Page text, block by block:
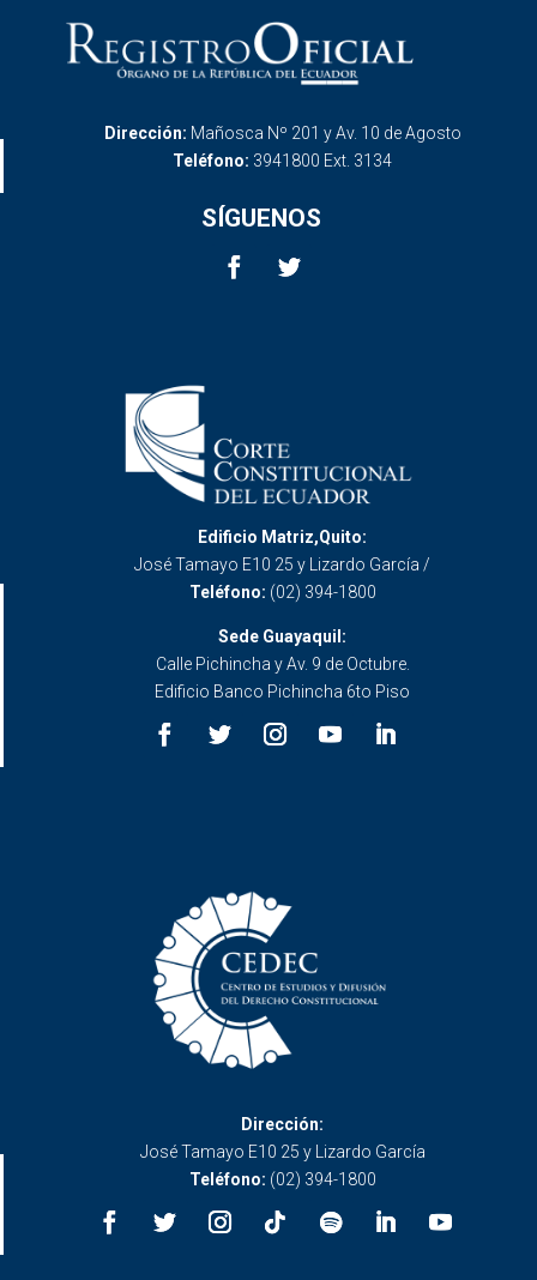
Dirección: Mañosca Nº 201 y Av. 10 de Agosto
Teléfono: 3941800 Ext. 3134
SÍGUENOS
Edificio Matriz,Quito:
José Tamayo E10 25 y Lizardo García /
Teléfono: (02) 394-1800
Sede Guayaquil:
Calle Pichincha y Av. 9 de Octubre.
Edificio Banco Pichincha 6to Piso
Dirección:
José Tamayo E10 25 y Lizardo García
Teléfono: (02) 394-1800